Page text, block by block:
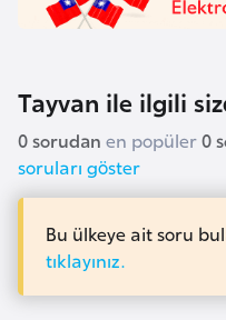
Tayvan ile ilgili
0 sorudan en popüler0
soruları göster
Bu ülkeye ait soru
tıklayınız.
n
o
s
n
a
H
e